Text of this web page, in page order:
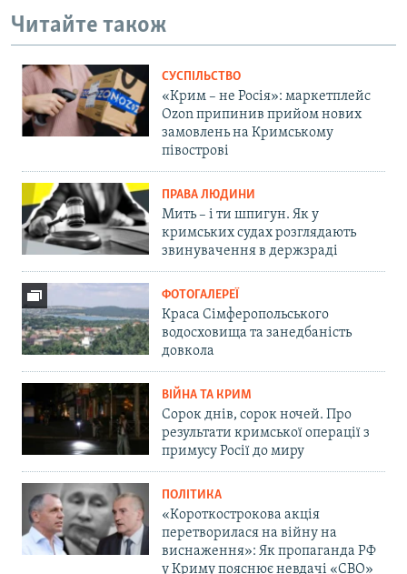
Читайте також
СУСПІЛЬСТВО
«Крим – не Росія»: маркетплейс
Ozon припинив прийом нових
замовлень на Кримському
півострові
ПРАВА ЛЮДИНИ
Мить – і ти шпигун. Як у
кримських судах розглядають
звинувачення в держзраді
ФОТОГАЛЕРЕЇ
Краса Сімферопольського
водосховища та занедбаність
довкола
ВІЙНА ТА КРИМ
Сорок днів, сорок ночей. Про
результати кримської операції з
примусу Росії до миру
ПОЛІТИКА
«Короткострокова акція
перетворилася на війну на
виснаження»: Як пропаганда РФ
у Криму пояснює невдачі «СВО»